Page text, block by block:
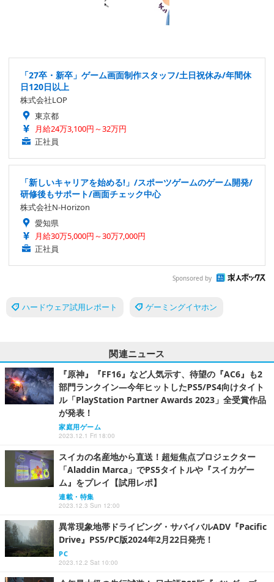
「27卒・新卒」ゲーム画面制作スタッフ/土日祝休み/年間休
日120日以上
株式会社LOP
東京都
月給24万3,100円～32万円
正社員
「新しいキャリアを始める!」/スポーツゲームのゲーム開発/
研修後もサポート/画面チェック中心
株式会社N-Horizon
愛知県
月給30万5,000円～30万7,000円
正社員
Sponsored by
ハードウェア試用レポート ゲーミングイヤホン
関連ニュース
『原神』『FF16』など人気示す、待望の『AC6』も2
部門ランクイン―今年ヒットしたPS5/PS4向けタイト
ル「PlayStation Partner Awards 2023」全受賞作品
が発表！
家庭用ゲーム
2023.12.1 Fri 18:00
スイカの名産地から直送！超短焦点プロジェクター
「Aladdin Marca」でPS5タイトルや『スイカゲー
ム』をプレイ【試用レポ】
連載・特集
2023.12.3 Sun 12:00
異常現象地帯ドライビング・サバイバルADV『Pacific
Drive』PS5/PC版2024年2月22日発売！
PC
2023.12.2 Sat 10:00